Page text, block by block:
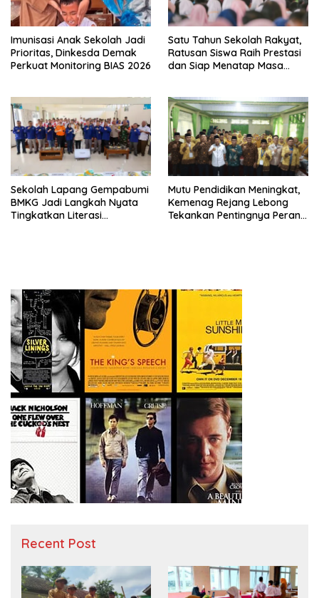
Imunisasi Anak Sekolah Jadi
Prioritas, Dinkesda Demak
Perkuat Monitoring BIAS 2026
Satu Tahun Sekolah Rakyat,
Ratusan Siswa Raih Prestasi
dan Siap Menatap Masa
Sekolah Lapang Gempabumi
BMKG Jadi Langkah Nyata
Tingkatkan Literasi
Mutu Pendidikan Meningkat,
Kemenag Rejang Lebong
Tekankan Pentingnya Peran
Recent Post